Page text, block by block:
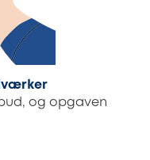
og opgaven